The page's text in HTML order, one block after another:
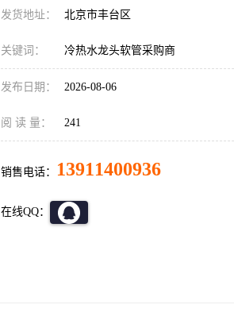
发货地址： 北京市丰台区
关键词： 冷热水龙头软管采购商
发布日期： 2026-08-06
阅 读 量： 241
销售电话： 13911400936
在线QQ：